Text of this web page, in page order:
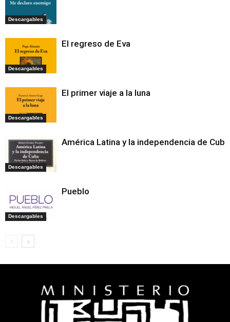
Descargables
Descargables
El regreso de Eva
Descargables
El primer viaje a la luna
Descargables
América Latina y la independencia de Cuba
Descargables
Pueblo